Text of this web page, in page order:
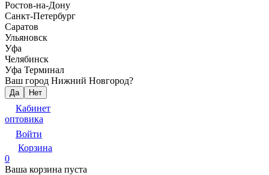
Ростов-на-Дону
Санкт-Петербург
Саратов
Ульяновск
Уфа
Челябинск
Уфа Терминал
Ваш город Нижний Новгород?
Да Нет
Кабинет
оптовика
Войти
Корзина
0
Ваша корзина пуста